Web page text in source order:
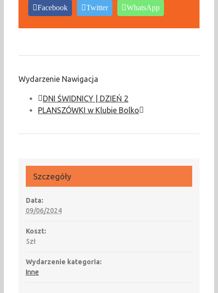
Facebook Twitter WhatsApp
Wydarzenie Nawigacja
DNI ŚWIDNICY | DZIEŃ 2
PLANSZÓWKI w Klubie Bolko
Szczegóły
Data:
09/06/2024
Koszt:
5zł
Wydarzenie kategoria:
Inne